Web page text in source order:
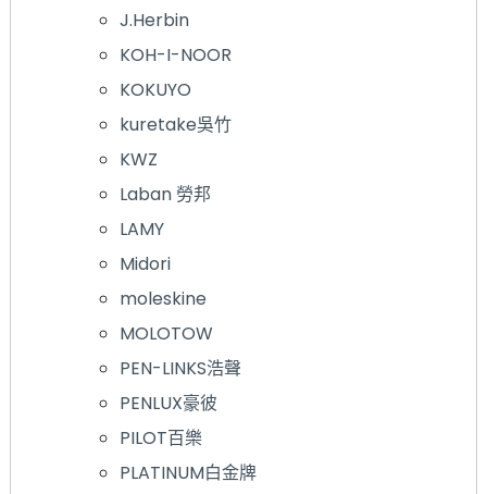
J.Herbin
KOH-I-NOOR
KOKUYO
kuretake吳竹
KWZ
Laban 勞邦
LAMY
Midori
moleskine
MOLOTOW
PEN-LINKS浩聲
PENLUX豪彼
PILOT百樂
PLATINUM白金牌